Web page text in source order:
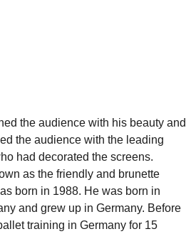
the audience with his beauty and
the audience with the leading
had decorated the screens.
as the friendly and brunette
born in 1988. He was born in
and grew up in Germany. Before
training in Germany for 15